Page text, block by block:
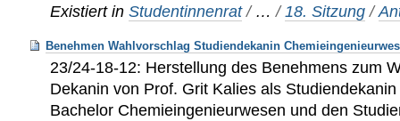
Existiert in Studentinnenrat / …/ 18. Sitzung /
Benehmen Wahlvorschlag Studiendekanin
23/24-18-12: Herstellung des Benehmens zum
Dekanin von Prof. Grit Kalies als
Bachelor Chemieingenieurwesen und den